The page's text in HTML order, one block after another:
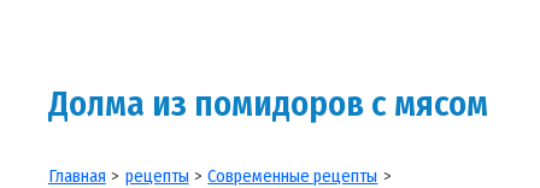
Долма из помидоров с мясом
Главная рецепты
Современные рецепты